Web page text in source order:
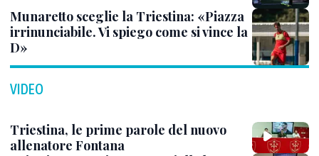
Munaretto sceglie la Triestina: «Piazza
irrinunciabile. Vi spiego come si vince la
D»
VIDEO
Triestina, le prime parole del nuovo
allenatore Fontana